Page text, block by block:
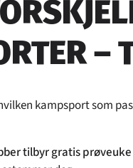
–
kampsport som
tilbyr gratis